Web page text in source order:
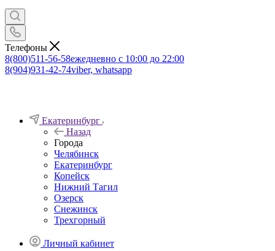
Телефоны
8(800)511-56-58ежедневно с 10:00 до 22:00
8(904)931-42-74viber, whatsapp
Екатеринбург
Назад
Города
Челябинск
Екатеринбург
Копейск
Нижний Тагил
Озерск
Снежинск
Трехгорный
Личный кабинет